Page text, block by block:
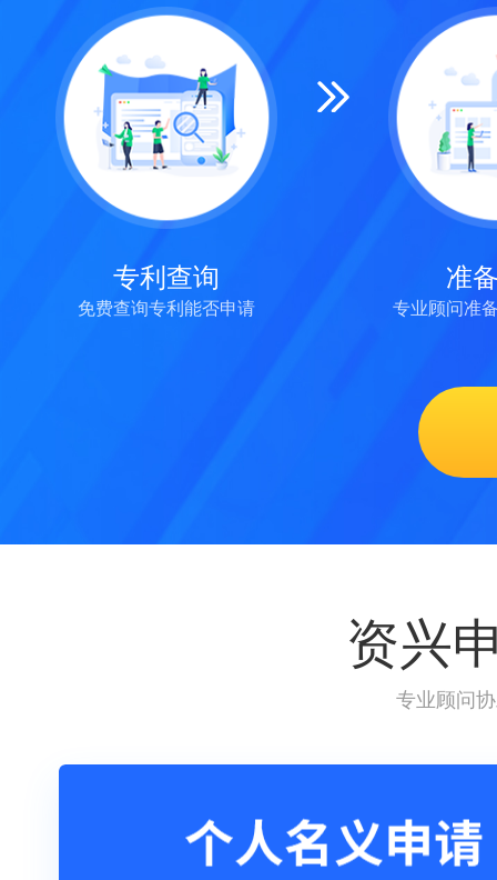
专利查询
免费查询专利能否申请
准
专业顾问准
资兴
专业顾问